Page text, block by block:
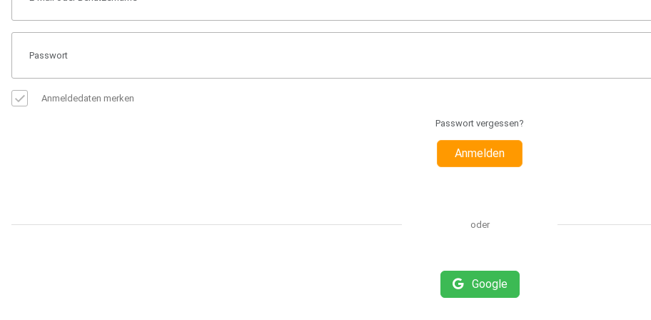
Anmeldedaten merken
Passwort vergessen?
Anmelden
oder
Google